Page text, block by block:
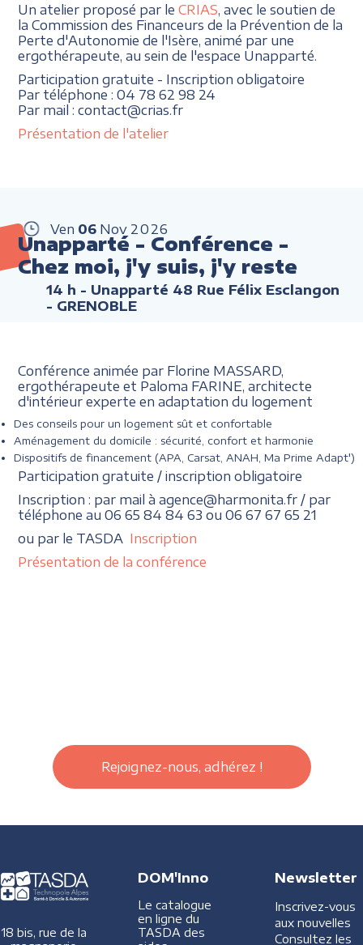
Un atelier proposé par leCRIAS , avec le soutien de
la Commission des Financeurs de la Prévention de la
Perte d'Autonomie de l'Isère, animé par une
ergothérapeute, au sein de l'espace Unapparté.
Participation gratuite - Inscription obligatoire
Par téléphone : 04 78 62 98 24
Par mail : contact@crias.fr
Présentation de l'atelier
Ven 06 Nov 2026
Unapparté - Conférence -
Chez moi, j'y suis, j'y reste
14 h - Unapparté 48 Rue Félix Esclangon
- GRENOBLE
Conférence animée par Florine MASSARD,
ergothérapeute et Paloma FARINE, architecte
d'intérieur experte en adaptation du logement
Des conseils pour un logement sût et confortable
Aménagement du domicile : sécurité, confort et harmonie
Dispositifs de financement (APA, Carsat, ANAH, Ma Prime Adapt')
Participation gratuite / inscription obligatoire
Inscription : par mail à agence@harmonita.fr / par
téléphone au 06 65 84 84 63 ou 06 67 67 65 21
ou par le TASDA Inscription
Présentation de la conférence
Rejoignez-nous, adhérez !
18 bis, rue de la
DOM'Inno
Le catalogue
en ligne du
TASDA des
Newsletter
Inscrivez-vous
aux nouvelles
Consultez les